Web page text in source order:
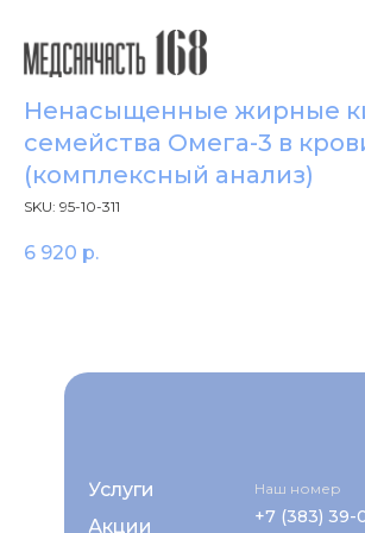
Ненасыщенные жирные
семейства Омега-3 в
(комплексный анализ)
SKU: 95-10-311
6 920 р.
Услуги
Акции +7 (383) 39-
Наш номер